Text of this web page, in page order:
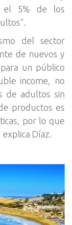
el 5% de los
del sector
de nuevos y
un público
income, no
de adultos sin
productos es
por lo que
Díaz.